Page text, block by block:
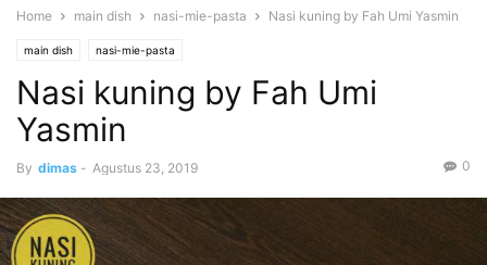
Home main dish nasi-mie-pasta Nasi kuning by Fah Umi Yasmin
main dish nasi-mie-pasta
Nasi kuning by Fah Umi
Yasmin
By dimas - Agustus 23, 2019 0